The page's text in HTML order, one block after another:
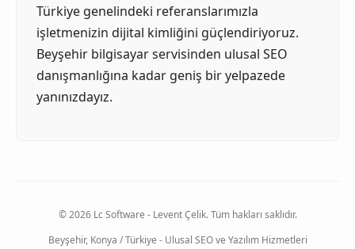
Türkiye genelindeki referanslarımızla
işletmenizin dijital kimliğini güçlendiriyoruz.
Beyşehir bilgisayar servisinden ulusal SEO
danışmanlığına kadar geniş bir yelpazede
yanınızdayız.
© 2026 Lc Software - Levent Çelik. Tüm hakları saklıdır.
Beyşehir, Konya / Türkiye - Ulusal SEO ve Yazılım Hizmetleri